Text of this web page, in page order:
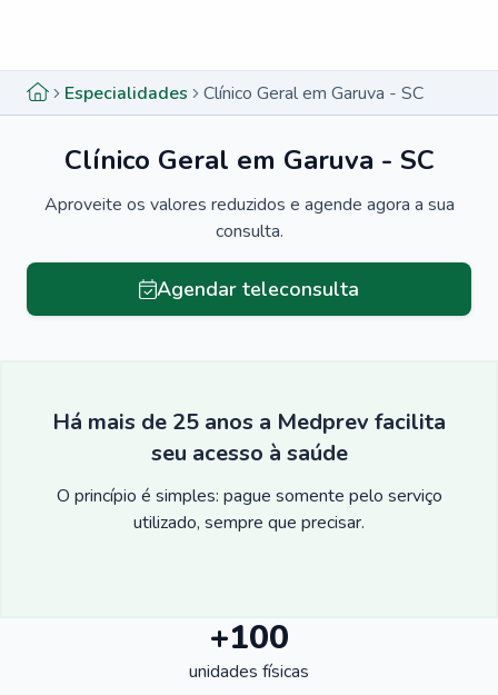
Especialidades Clínico Geral em Garuva - SC
Clínico Geral em Garuva - SC
Aproveite os valores reduzidos e agende agora a sua
consulta.
Agendar teleconsulta
Há mais de 25 anos a Medprev facilita
seu acesso à saúde
O princípio é simples: pague somente pelo serviço
utilizado, sempre que precisar.
+100
unidades físicas